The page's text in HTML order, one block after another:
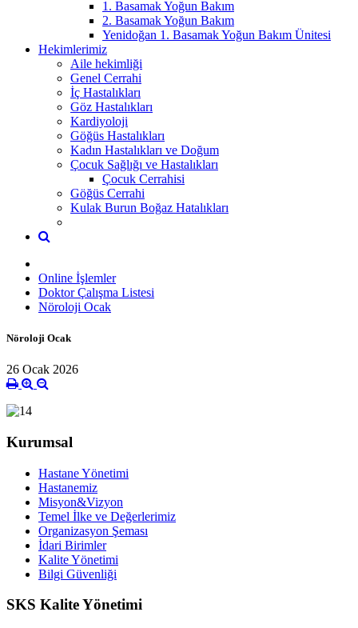
1. Basamak Yoğun Bakım
2. Basamak Yoğun Bakım
Yenidoğan 1. Basamak Yoğun Bakım Ünitesi
Hekimlerimiz
Aile hekimliği
Genel Cerrahi
İç Hastalıkları
Göz Hastalıkları
Kardiyoloji
Göğüs Hastalıkları
Kadın Hastalıkları ve Doğum
Çocuk Sağlığı ve Hastalıkları
Çocuk Cerrahisi
Göğüs Cerrahi
Kulak Burun Boğaz Hatalıkları
Online İşlemler
Doktor Çalışma Listesi
Nöroloji Ocak
Nöroloji Ocak
26 Ocak 2026
Kurumsal
Hastane Yönetimi
Hastanemiz
Misyon&Vizyon
Temel İlke ve Değerlerimiz
Organizasyon Şeması
İdari Birimler
Kalite Yönetimi
Bilgi Güvenliği
SKS Kalite Yönetimi